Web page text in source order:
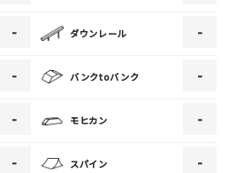
"写真の解説※任意]
- ダウンレール -
- バンクtoバンク -
- モヒカン -
- スパイン -